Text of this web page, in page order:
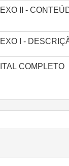
II -
I -
COMPLETO